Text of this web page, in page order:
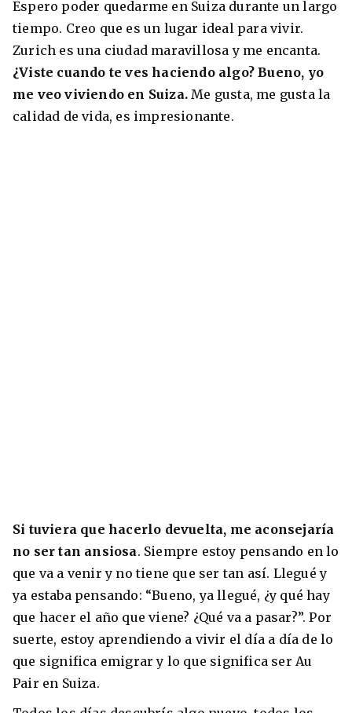
Espero poder quedarme en Suiza durante un largo
tiempo. Creo que es un lugar ideal para vivir.
Zurich es una ciudad maravillosa y me encanta.
¿Viste cuando te ves haciendo algo? Bueno, yo
me veo viviendo en Suiza.Me gusta, me gusta la
calidad de vida, es impresionante.
Si tuviera que hacerlo devuelta, me aconsejaría
no ser tan ansiosa. Siempre estoy pensando en lo
que va a venir y no tiene que ser tan así. Llegué y
ya estaba pensando: “Bueno, ya llegué, ¿y qué hay
que hacer el año que viene? ¿Qué va a pasar?”. Por
suerte, estoy aprendiendo a vivir el día a día de lo
que significa emigrar y lo que significa ser Au
Pair en Suiza.